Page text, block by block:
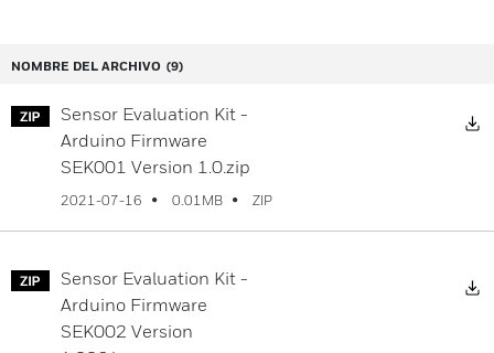
NOMBRE DEL ARCHIVO (9)
Sensor Evaluation Kit -
Arduino Firmware
SEK001 Version 1.0.zip
2021-07-16 0.01MB ZIP
Sensor Evaluation Kit -
Arduino Firmware
SEK002 Version